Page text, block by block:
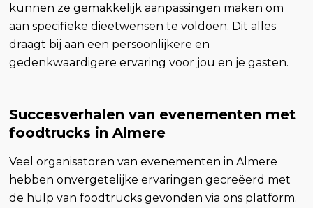
kunnen ze gemakkelijk aanpassingen maken om
aan specifieke dieetwensen te voldoen. Dit alles
draagt bij aan een persoonlijkere en
gedenkwaardigere ervaring voor jou en je gasten.
Succesverhalen van evenementen met
foodtrucks in Almere
Veel organisatoren van evenementen in Almere
hebben onvergetelijke ervaringen gecreëerd met
de hulp van foodtrucks gevonden via ons platform.